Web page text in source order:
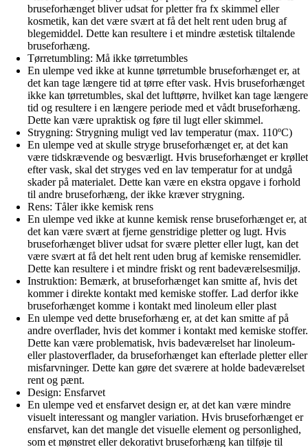
bruseforhænget bliver udsat for pletter fra fx skimmel eller
kosmetik, kan det være svært at få det helt rent uden brug af
blegemiddel. Dette kan resultere i et mindre æstetisk tiltalende
bruseforhæng.
Tørretumbling: Må ikke tørretumbles
En ulempe ved ikke at kunne tørretumble bruseforhænget er, at
det kan tage længere tid at tørre efter vask. Hvis bruseforhænget
ikke kan tørretumbles, skal det lufttørre, hvilket kan tage længere
tid og resultere i en længere periode med et vådt bruseforhæng.
Dette kan være upraktisk og føre til lugt eller skimmel.
Strygning: Strygning muligt ved lav temperatur (max. 110ºC)
En ulempe ved at skulle stryge bruseforhænget er, at det kan
være tidskrævende og besværligt. Hvis bruseforhænget er krøllet
efter vask, skal det stryges ved en lav temperatur for at undgå
skader på materialet. Dette kan være en ekstra opgave i forhold
til andre bruseforhæng, der ikke kræver strygning.
Rens: Tåler ikke kemisk rens
En ulempe ved ikke at kunne kemisk rense bruseforhænget er, at
det kan være svært at fjerne genstridige pletter og lugt. Hvis
bruseforhænget bliver udsat for svære pletter eller lugt, kan det
være svært at få det helt rent uden brug af kemiske rensemidler.
Dette kan resultere i et mindre friskt og rent badeværelsesmiljø.
Instruktion: Bemærk, at bruseforhænget kan smitte af, hvis det
kommer i direkte kontakt med kemiske stoffer. Lad derfor ikke
bruseforhænget komme i kontakt med linoleum eller plast
En ulempe ved dette bruseforhæng er, at det kan smitte af på
andre overflader, hvis det kommer i kontakt med kemiske stoffer.
Dette kan være problematisk, hvis badeværelset har linoleum-
eller plastoverflader, da bruseforhænget kan efterlade pletter eller
misfarvninger. Dette kan gøre det sværere at holde badeværelset
rent og pænt.
Design: Ensfarvet
En ulempe ved et ensfarvet design er, at det kan være mindre
visuelt interessant og mangler variation. Hvis bruseforhænget er
ensfarvet, kan det mangle det visuelle element og personlighed,
som et mønstret eller dekorativt bruseforhæng kan tilføje til